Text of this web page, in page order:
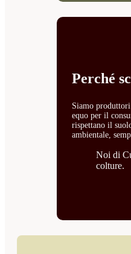
Perché
Siamo
equo per il
rispettano il
ambientale,
Noi di
colture.